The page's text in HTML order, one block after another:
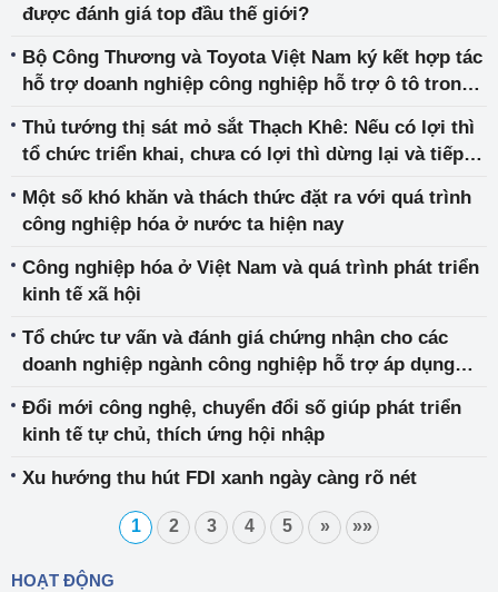
được đánh giá top đầu thế giới?
Bộ Công Thương và Toyota Việt Nam ký kết hợp tác
hỗ trợ doanh nghiệp công nghiệp hỗ trợ ô tô trong
Thủ tướng thị sát mỏ sắt Thạch Khê: Nếu có lợi thì
tổ chức triển khai, chưa có lợi thì dừng lại và tiếp
Một số khó khăn và thách thức đặt ra với quá trình
công nghiệp hóa ở nước ta hiện nay
Công nghiệp hóa ở Việt Nam và quá trình phát triển
kinh tế xã hội
Tổ chức tư vấn và đánh giá chứng nhận cho các
doanh nghiệp ngành công nghiệp hỗ trợ áp dụng
9001, ISO 14001
Đổi mới công nghệ, chuyển đổi số giúp phát triển
kinh tế tự chủ, thích ứng hội nhập
Xu hướng thu hút FDI xanh ngày càng rõ nét
1 2 3 4 5 » »»
HOẠT ĐỘNG